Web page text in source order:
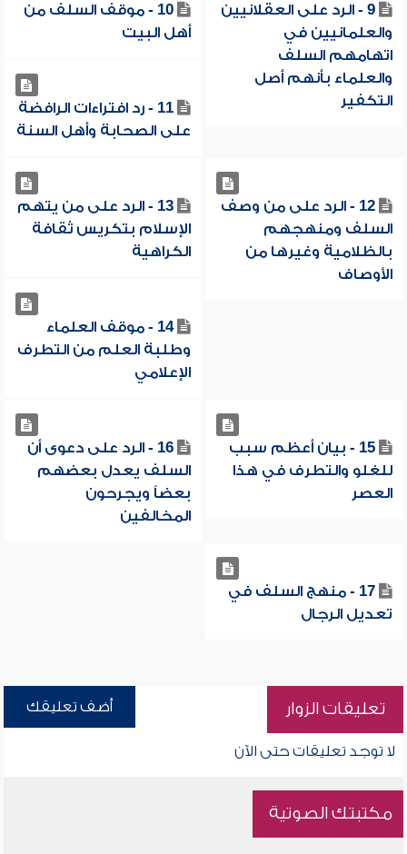
9 - الرد على العقلانيين
والعلمانيين في
اتهامهم السلف
والعلماء بأنهم أصل
التكفير
10 - موقف السلف من
أهل البيت
11 - رد افتراءات الرافضة
على الصحابة وأهل السنة
12 - الرد على من وصف
السلف ومنهجهم
بالظلامية وغيرها من
الأوصاف
13 - الرد على من يتهم
الإسلام بتكريس ثقافة
الكراهية
14 - موقف العلماء
وطلبة العلم من التطرف
الإعلامي
15 - بيان أعظم سبب
للغلو والتطرف في هذا
العصر
16 - الرد على دعوى أن
السلف يعدل بعضهم
بعضاً ويجرحون
المخالفين
17 - منهج السلف في
تعديل الرجال
تعليقات الزوار أضف تعليقك
لا توجد تعليقات حتى الآن
مكتبتك الصوتية